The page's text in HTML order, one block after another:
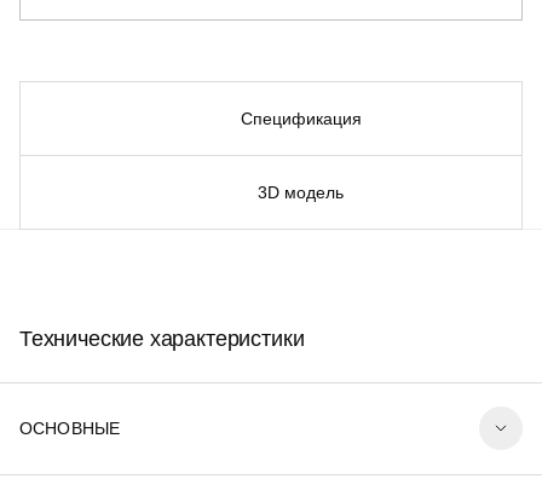
Спецификация
3D модель
Технические характеристики
ОСНОВНЫЕ